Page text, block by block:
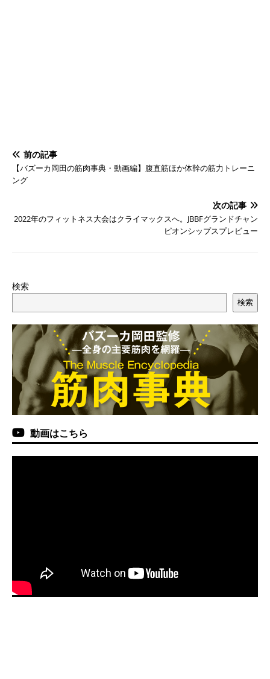
前の記事
【バズーカ岡田の筋肉事典・動画編】腹直筋ほか体幹の筋力トレーニ
ング
次の記事
2022年のフィットネス大会はクライマックスへ。JBBFグランドチャン
ピオンシップスプレビュー
検索
検索
動画はこちら